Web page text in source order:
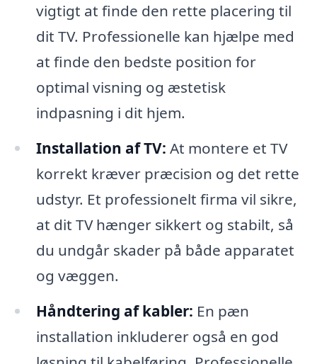
vigtigt at finde den rette placering til
dit TV. Professionelle kan hjælpe med
at finde den bedste position for
optimal visning og æstetisk
indpasning i dit hjem.
Installation af TV: At montere et TV
korrekt kræver præcision og det rette
udstyr. Et professionelt firma vil sikre,
at dit TV hænger sikkert og stabilt, så
du undgår skader på både apparatet
og væggen.
Håndtering af kabler: En pæn
installation inkluderer også en god